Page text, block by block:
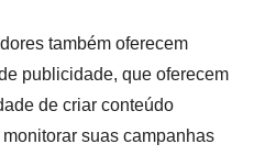
também oferecem
publicidade, que oferecem
de criar conteúdo
suas campanhas